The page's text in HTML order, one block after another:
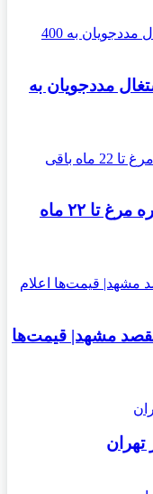
مددجویان به
اثر شوک‌های اقتصادی در زنجیره مرغ تا ۲۲ ماه
مشهد| قیمت‌ها
تهران